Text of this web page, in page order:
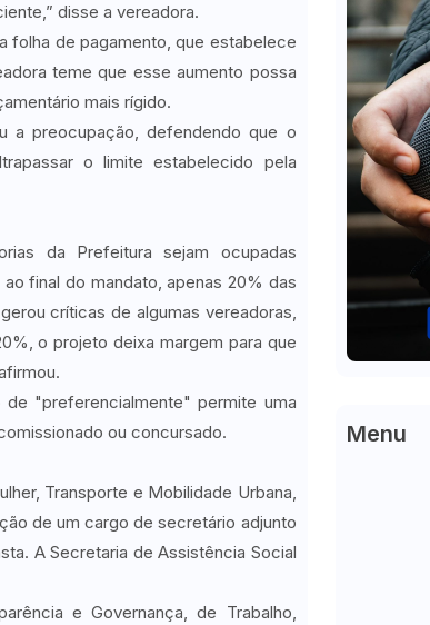
disse a vereadora.
folha de pagamento, que estabelece
teme que esse aumento possa
mais rígido.
a preocupação, defendendo que o
o limite estabelecido pela
da Prefeitura sejam ocupadas
final do mandato, apenas 20% das
críticas de algumas vereadoras,
o projeto deixa margem para que
"preferencialmente" permite uma
ou concursado.
Transporte e Mobilidade Urbana,
de um cargo de secretário adjunto
A Secretaria de Assistência Social
e Governança, de Trabalho,
Menu